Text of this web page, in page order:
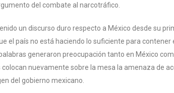
del combate al narcotráfico.
un discurso duro respecto a México desde su
el país no está haciendo lo suficiente para contener
generaron preocupación tanto en México
nuevamente sobre la mesa la amenaza de
del gobierno mexicano.